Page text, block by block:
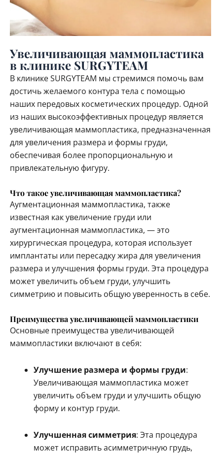
Увеличивающая маммопластика
в клинике SURGYTEAM
В клинике SURGYTEAM мы стремимся помочь вам
достичь желаемого контура тела с помощью
наших передовых косметических процедур. Одной
из наших высокоэффективных процедур является
увеличивающая маммопластика, предназначенная
для увеличения размера и формы груди,
обеспечивая более пропорциональную и
привлекательную фигуру.
Что такое увеличивающая маммопластика?
Аугментационная маммопластика, также
известная как увеличение груди или
аугментационная маммопластика, — это
хирургическая процедура, которая использует
имплантаты или пересадку жира для увеличения
размера и улучшения формы груди. Эта процедура
может увеличить объем груди, улучшить
симметрию и повысить общую уверенность в себе.
Преимущества увеличивающей маммопластики
Основные преимущества увеличивающей
маммопластики включают в себя:
Улучшение размера и формы груди:
Увеличивающая маммопластика может
увеличить объем груди и улучшить общую
форму и контур груди.
Улучшенная симметрия: Эта процедура
может исправить асимметричную грудь,